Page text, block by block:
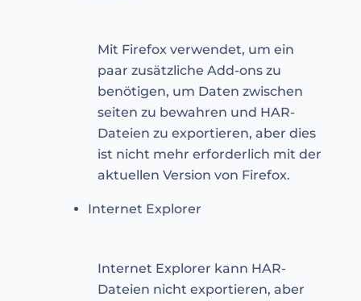
Mit Firefox verwendet, um ein
paar zusätzliche Add-ons zu
benötigen, um Daten zwischen
seiten zu bewahren und HAR-
Dateien zu exportieren, aber dies
ist nicht mehr erforderlich mit der
aktuellen Version von Firefox.
Internet Explorer
Internet Explorer kann HAR-
Dateien nicht exportieren, aber